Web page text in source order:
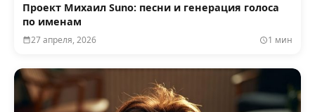
Проект Михаил Suno: песни и генерация голоса
по именам
27 апреля, 2026 1 мин